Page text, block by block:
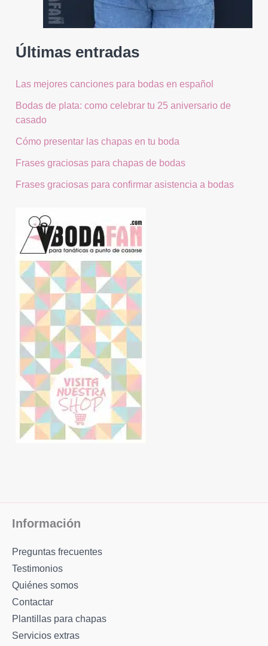
Últimas entradas
Las mejores canciones para bodas en español
Bodas de plata: como celebrar tu 25 aniversario de
casado
Cómo presentar las chapas en tu boda
Frases graciosas para chapas de bodas
Frases graciosas para confirmar asistencia a bodas
Información
Preguntas frecuentes
Testimonios
Quiénes somos
Contactar
Plantillas para chapas
Servicios extras